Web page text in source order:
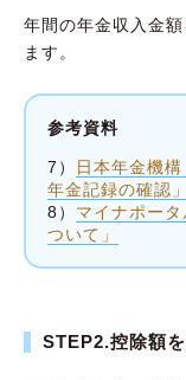
年間の年金収入金
ます。
参考資料
7）
日本年金機
年金記録の確認」
8） マイナポー
ついて」
STEP2.控除額